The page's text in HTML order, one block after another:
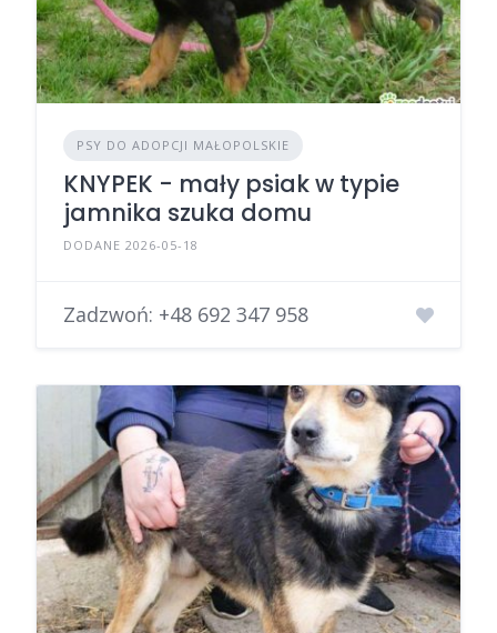
PSY DO ADOPCJI MAŁOPOLSKIE
KNYPEK - mały psiak w typie
jamnika szuka domu
DODANE 2026-05-18
Zadzwoń: +48 692 347 958